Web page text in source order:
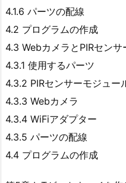
4.1.6 パーツの配線
4.2 プログラムの作成
4.3 WebカメラとPIRセン
4.3.1 使用するパーツ
4.3.2 PIRセンサーモジュー
4.3.3 Webカメラ
4.3.4 WiFiアダプター
4.3.5 パーツの配線
4.4 プログラムの作成